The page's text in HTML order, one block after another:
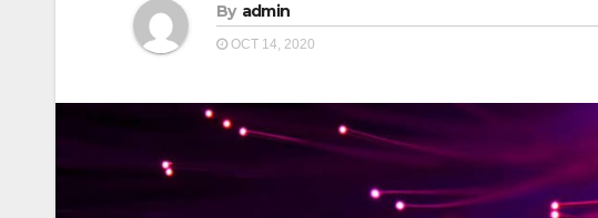
By admin
OCT 14, 2020